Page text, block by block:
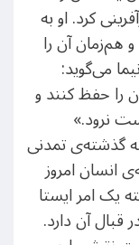
کرد. او به
هم‌زمان آن را
می‌گوید:
را حفظ کنند و
نرود.»
به گذشته‌ی تمدنی
انسان امروز
یک امر ایستا
آن دارد.